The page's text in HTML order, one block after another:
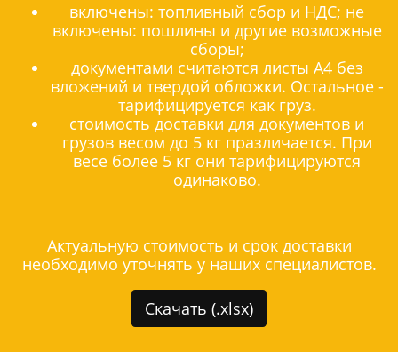
включены: топливный сбор и НДС; не
включены: пошлины и другие возможные
сборы;
документами считаются листы А4 без
вложений и твердой обложки. Остальное -
тарифицируется как груз.
стоимость доставки для документов и
грузов весом до 5 кг празличается. При
весе более 5 кг они тарифицируются
одинаково.
Актуальную стоимость и срок доставки
необходимо уточнять у наших специалистов.
Скачать (.xlsx)